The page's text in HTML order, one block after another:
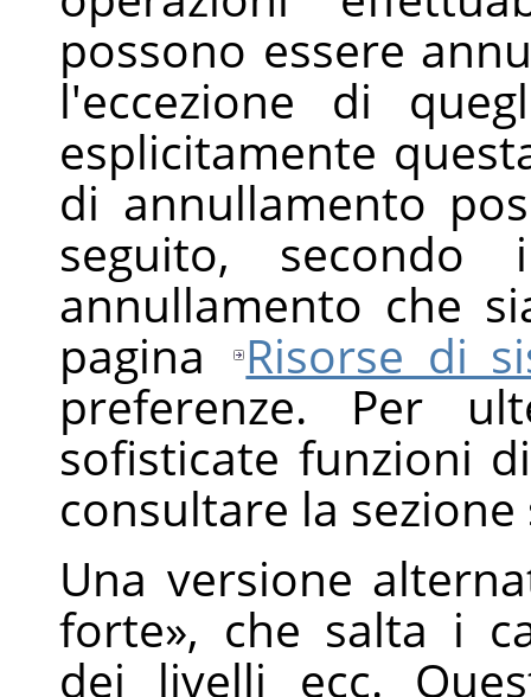
possono essere
l'eccezione di
esplicitamente
di annullamento
seguito,
annullamento che
pagina
Risorse di
preferenze. Per
sofisticate funzioni
consultare la
Una versione
forte», che salta i
dei livelli ecc.